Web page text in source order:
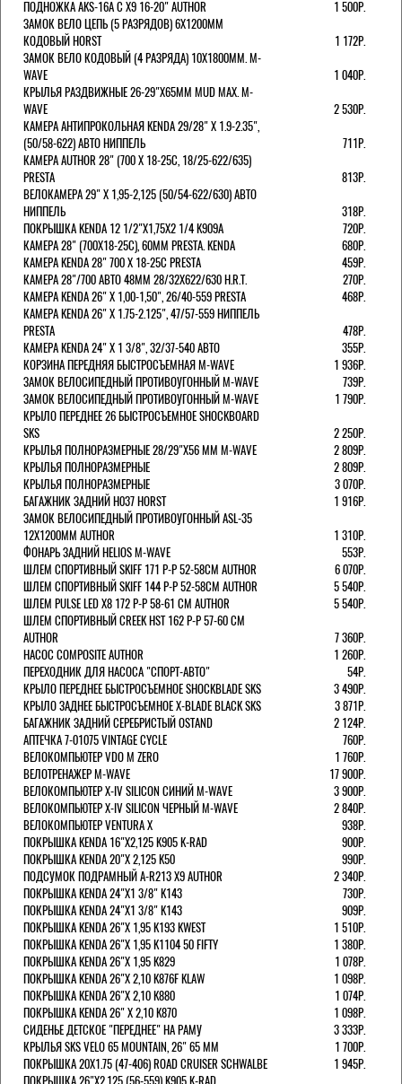
ПОДНОЖКА AKS-16A C X9 16-20" AUTHOR
1 500Р.
ЗАМОК ВЕЛО ЦЕПЬ (5 РАЗРЯДОВ) 6Х1200ММ
КОДОВЫЙ HORST
1 172Р.
ЗАМОК ВЕЛО КОДОВЫЙ (4 РАЗРЯДА) 10Х1800ММ. M-
WAVE
1 040Р.
КРЫЛЬЯ РАЗДВИЖНЫЕ 26-29"Х65ММ MUD MAX. M-
WAVE
2 530Р.
КАМЕРА АНТИПРОКОЛЬНАЯ KENDA 29/28" Х 1.9-2.35",
(50/58-622) АВТО НИППЕЛЬ
711Р.
КАМЕРА AUTHOR 28" (700 Х 18-25С, 18/25-622/635)
PRESTA
813Р.
ВЕЛОКАМЕРА 29" X 1,95-2,125 (50/54-622/630) АВТО
НИППЕЛЬ
318Р.
ПОКРЫШКА KENDA 12 1/2"Х1,75X2 1/4 K909A
720Р.
КАМЕРА 28" (700Х18-25С), 60ММ PRESTA. KENDA
680Р.
КАМЕРА KENDA 28" 700 Х 18-25С PRESTA
459Р.
КАМЕРА 28"/700 АВТО 48ММ 28/32Х622/630 H.R.T.
270Р.
КАМЕРА KENDA 26" Х 1,00-1,50", 26/40-559 PRESTA
468Р.
КАМЕРА KENDA 26" Х 1.75-2.125", 47/57-559 НИППЕЛЬ
PRESTA
478Р.
КАМЕРА KENDA 24" Х 1 3/8", 32/37-540 АВТО
355Р.
КОРЗИНА ПЕРЕДНЯЯ БЫСТРОСЪЕМНАЯ M-WAVE
1 936Р.
ЗАМОК ВЕЛОСИПЕДНЫЙ ПРОТИВОУГОННЫЙ M-WAVE
739Р.
ЗАМОК ВЕЛОСИПЕДНЫЙ ПРОТИВОУГОННЫЙ M-WAVE
1 790Р.
КРЫЛО ПЕРЕДНЕЕ 26 БЫСТРОСЪЕМНОЕ SHOCKBOARD
SKS
2 250Р.
КРЫЛЬЯ ПОЛНОРАЗМЕРНЫЕ 28/29"Х56 ММ M-WAVE
2 809Р.
КРЫЛЬЯ ПОЛНОРАЗМЕРНЫЕ
2 809Р.
КРЫЛЬЯ ПОЛНОРАЗМЕРНЫЕ
3 070Р.
БАГАЖНИК ЗАДНИЙ H037 HORST
1 916Р.
ЗАМОК ВЕЛОСИПЕДНЫЙ ПРОТИВОУГОННЫЙ ASL-35
12Х1200ММ AUTHOR
1 310Р.
ФОНАРЬ ЗАДНИЙ HELIOS M-WAVE
553Р.
ШЛЕМ СПОРТИВНЫЙ SKIFF 171 Р-Р 52-58СМ AUTHOR
6 070Р.
ШЛЕМ СПОРТИВНЫЙ SKIFF 144 Р-Р 52-58СМ AUTHOR
5 540Р.
ШЛЕМ PULSE LED X8 172 Р-Р 58-61 СМ AUTHOR
5 540Р.
ШЛЕМ СПОРТИВНЫЙ CREEK HST 162 Р-Р 57-60 СМ
AUTHOR
7 360Р.
НАСОС COMPOSITE AUTHOR
1 260Р.
ПЕРЕХОДНИК ДЛЯ НАСОСА "СПОРТ-АВТО"
54Р.
КРЫЛО ПЕРЕДНЕЕ БЫСТРОСЪЕМНОЕ SHOCKBLADE SKS
3 490Р.
КРЫЛО ЗАДНЕЕ БЫСТРОСЪЕМНОЕ X-BLADE BLACK SKS
3 871Р.
БАГАЖНИК ЗАДНИЙ СЕРЕБРИСТЫЙ OSTAND
2 124Р.
АПТЕЧКА 7-01075 VINTAGE CYCLE
760Р.
ВЕЛОКОМПЬЮТЕР VDO M ZERO
1 760Р.
ВЕЛОТРЕНАЖЕР M-WAVE
17 900Р.
ВЕЛОКОМПЬЮТЕР X-IV SILICON СИНИЙ M-WAVE
3 900Р.
ВЕЛОКОМПЬЮТЕР X-IV SILICON ЧЕРНЫЙ M-WAVE
2 840Р.
ВЕЛОКОМПЬЮТЕР VENTURA Х
938Р.
ПОКРЫШКА KENDA 16"Х2,125 K905 K-RAD
900Р.
ПОКРЫШКА KENDA 20"Х 2,125 K50
990Р.
ПОДСУМОК ПОДРАМНЫЙ A-R213 X9 AUTHOR
2 340Р.
ПОКРЫШКА KENDA 24"Х1 3/8" K143
730Р.
ПОКРЫШКА KENDA 24"Х1 3/8" K143
909Р.
ПОКРЫШКА KENDA 26"Х 1,95 K193 KWEST
1 510Р.
ПОКРЫШКА KENDA 26"Х 1,95 K1104 50 FIFTY
1 380Р.
ПОКРЫШКА KENDA 26"Х 1,95 K829
1 078Р.
ПОКРЫШКА KENDA 26"Х 2,10 K876F KLAW
1 098Р.
ПОКРЫШКА KENDA 26"Х 2,10 K880
1 074Р.
ПОКРЫШКА KENDA 26" Х 2,10 K870
1 098Р.
СИДЕНЬЕ ДЕТСКОЕ "ПЕРЕДНЕЕ" НА РАМУ
3 333Р.
КРЫЛЬЯ SKS VELO 65 MOUNTAIN, 26" 65 ММ
1 700Р.
ПОКРЫШКА 20X1.75 (47-406) ROAD CRUISER SCHWALBE
1 945Р.
ПОКРЫШКА 26"Х2.125 (56-559) K905 K-RAD